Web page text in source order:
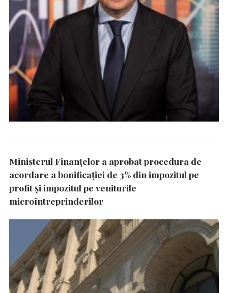
Ministerul Finanțelor a aprobat procedura de
acordare a bonificației de 3% din impozitul pe
profit și impozitul pe veniturile
microîntreprinderilor